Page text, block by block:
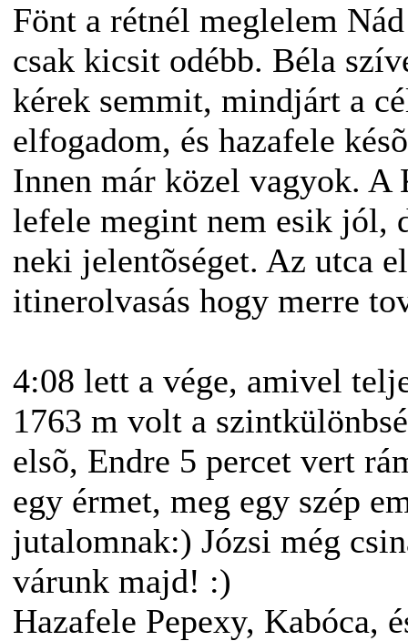
Fönt a rétnél meglelem
csak kicsit odébb. Béla
kérek semmit, mindjárt a
elfogadom, és hazafele
Innen már közel vagyok. A
lefele megint nem esik jól,
neki jelentõséget. Az utca
itinerolvasás hogy merre
4:08 lett a vége, amivel
1763 m volt a
elsõ, Endre 5 percet vert
egy érmet, meg egy szép
jutalomnak:) Józsi még
várunk majd! :)
Hazafele Pepexy, Kabóca,